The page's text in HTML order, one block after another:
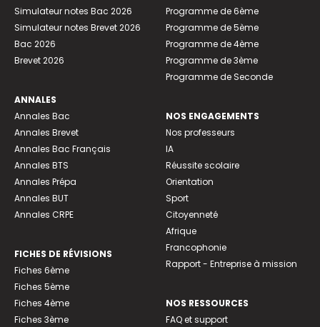
Simulateur notes Bac 2026
Simulateur notes Brevet 2026
Bac 2026
Brevet 2026
ANNALES
Annales Bac
Annales Brevet
Annales Bac Français
Annales BTS
Annales Prépa
Annales BUT
Annales CRPE
FICHES DE RÉVISIONS
Fiches 6ème
Fiches 5ème
Fiches 4ème
Fiches 3ème
Programme de 6ème
Programme de 5ème
Programme de 4ème
Programme de 3ème
Programme de Seconde
NOS ENGAGEMENTS
Nos professeurs
IA
Réussite scolaire
Orientation
Sport
Citoyenneté
Afrique
Francophonie
Rapport - Entreprise à mission
NOS RESSOURCES
FAQ et support